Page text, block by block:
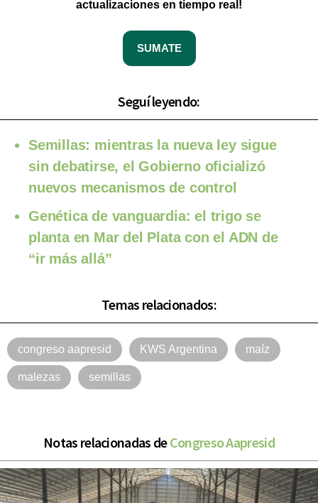
actualizaciones en tiempo real!
SUMATE
Seguí leyendo:
Semillas: mientras la nueva ley sigue
sin debatirse, el Gobierno oficializó
nuevos mecanismos de control
Genética de vanguardia: el trigo se
planta en Mar del Plata con el ADN de
“ir más allá”
Temas relacionados:
congreso aapresid KWS Argentina maíz
malezas semillas
Notas relacionadas deCongreso Aapresid